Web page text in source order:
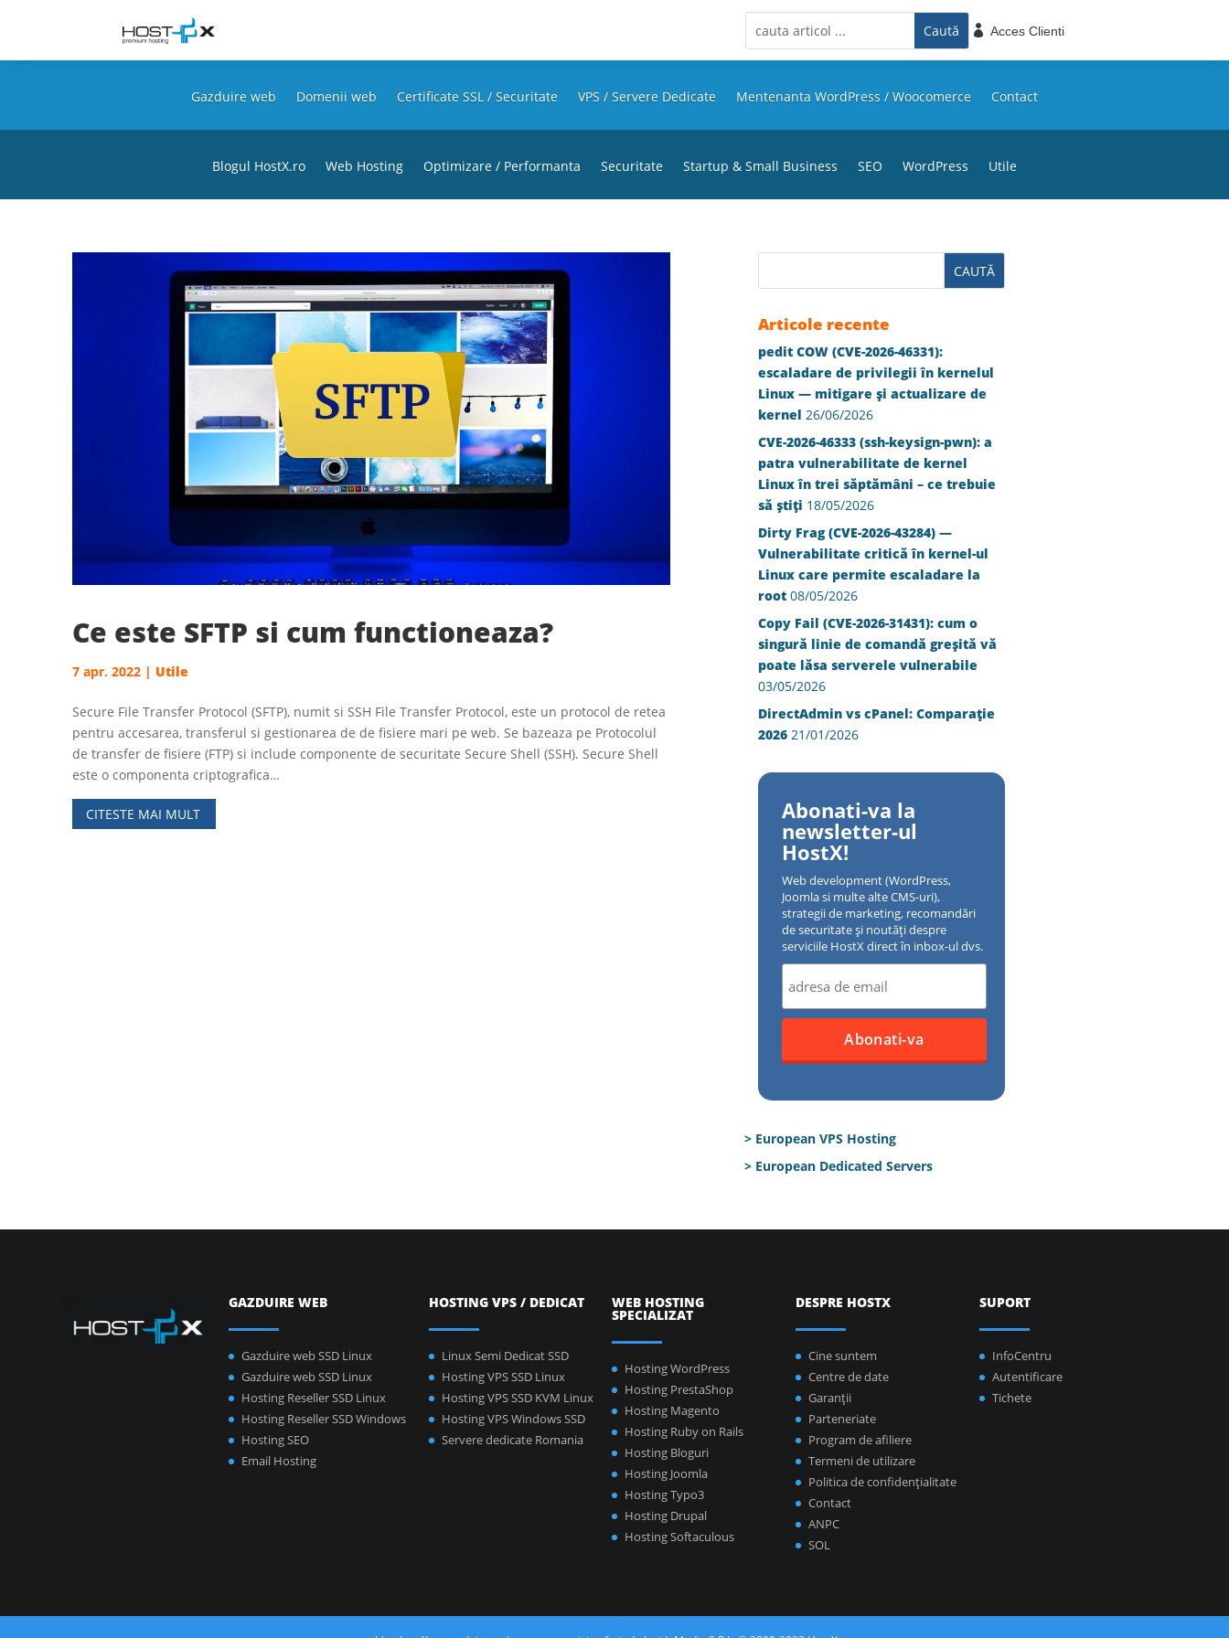
 Acces Clienti
Gazduire web Domenii web Certificate SSL / Securitate VPS / Servere Dedicate Mentenanta WordPress / Woocomerce Contact
Blogul HostX.ro Web Hosting Optimizare / Performanta Securitate Startup & Small Business SEO WordPress Utile
Ce este SFTP si cum functioneaza?
7 apr. 2022| Utile
Secure File Transfer Protocol (SFTP), numit si SSH File Transfer Protocol, este un protocol de retea
pentru accesarea, transferul si gestionarea de de fisiere mari pe web. Se bazeaza pe Protocolul
de transfer de fisiere (FTP) si include componente de securitate Secure Shell (SSH). Secure Shell
este o componenta criptografica…
CITESTE MAI MULT
Articole recente
pedit COW (CVE-2026-46331):
escaladare de privilegii în kernelul
Linux — mitigare și actualizare de
kernel 26/06/2026
CVE-2026-46333 (ssh-keysign-pwn): a
patra vulnerabilitate de kernel
Linux în trei săptămâni – ce trebuie
să știți 18/05/2026
Dirty Frag (CVE-2026-43284) —
Vulnerabilitate critică în kernel-ul
Linux care permite escaladare la
root 08/05/2026
Copy Fail (CVE-2026-31431): cum o
singură linie de comandă greșită vă
poate lăsa serverele vulnerabile
03/05/2026
DirectAdmin vs cPanel: Comparație
2026 21/01/2026
Abonati-va la
newsletter-ul
HostX!
Web development (WordPress,
Joomla si multe alte CMS-uri),
strategii de marketing, recomandări
de securitate și noutăți despre
serviciile HostX direct în inbox-ul dvs.
> European VPS Hosting
> European Dedicated Servers
GAZDUIRE WEB
Gazduire web SSD Linux
Gazduire web SSD Linux
Hosting Reseller SSD Linux
Hosting Reseller SSD Windows
Hosting SEO
Email Hosting
HOSTING VPS / DEDICAT
Linux Semi Dedicat SSD
Hosting VPS SSD Linux
Hosting VPS SSD KVM Linux
Hosting VPS Windows SSD
Servere dedicate Romania
WEB HOSTING
SPECIALIZAT
Hosting WordPress
Hosting PrestaShop
Hosting Magento
Hosting Ruby on Rails
Hosting Bloguri
Hosting Joomla
Hosting Typo3
Hosting Drupal
Hosting Softaculous
DESPRE HOSTX
Cine suntem
Centre de date
Garanţii
Parteneriate
Program de afiliere
Termeni de utilizare
Politica de confidenţialitate
Contact
ANPC
SOL
SUPORT
InfoCentru
Autentificare
Tichete